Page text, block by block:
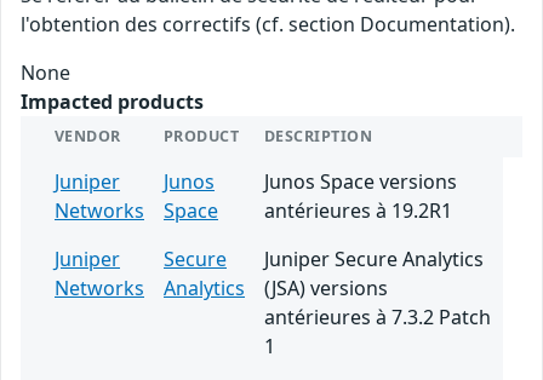
l'obtention des correctifs (cf. section Documentation).
None
Impacted products
VENDOR PRODUCT DESCRIPTION
Juniper
Networks
Junos
Space
Junos Space versions
antérieures à 19.2R1
Juniper
Networks
Secure
Analytics
Juniper Secure Analytics
(JSA) versions
antérieures à 7.3.2 Patch
1